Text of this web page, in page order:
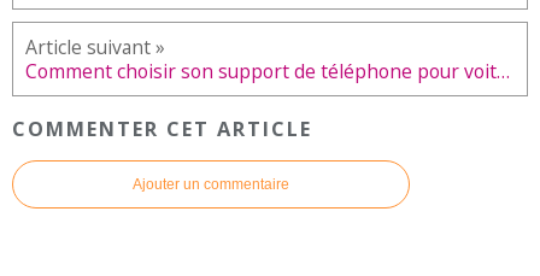
Comment choisir son support de téléphone pour voiture ?
COMMENTER CET ARTICLE
Ajouter un commentaire